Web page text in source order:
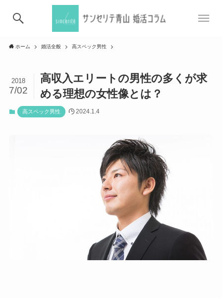
ホーム 婚活全般 高スペック男性
高収入エリートの男性の多くが求
める理想の女性像とは？
2018
7/02
高スペック男性 2024.1.4